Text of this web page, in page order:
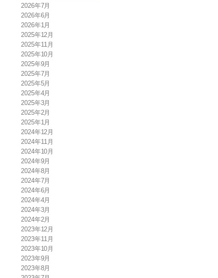
2026年7月
2026年6月
2026年1月
2025年12月
2025年11月
2025年10月
2025年9月
2025年7月
2025年5月
2025年4月
2025年3月
2025年2月
2025年1月
2024年12月
2024年11月
2024年10月
2024年9月
2024年8月
2024年7月
2024年6月
2024年4月
2024年3月
2024年2月
2023年12月
2023年11月
2023年10月
2023年9月
2023年8月